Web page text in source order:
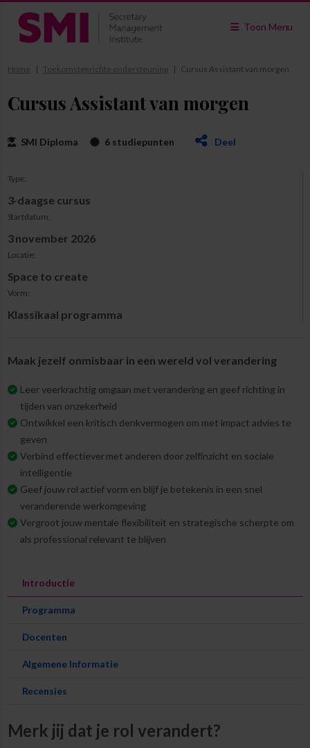
Toon Menu
Home Toekomstgerichte ondersteuning Cursus Assistant van morgen
Cursus Assistant van morgen
SMI Diploma 6 studiepunten Deel
Type:
3-daagse cursus
Startdatum:
3 november 2026
Locatie:
Space to create
Vorm:
Klassikaal programma
Maak jezelf onmisbaar in een wereld vol verandering
Leer veerkrachtig omgaan met verandering en geef richting in
tijden van onzekerheid
Ontwikkel een kritisch denkvermogen om met impact advies te
geven
Verbind effectiever met anderen door zelfinzicht en sociale
intelligentie
Geef jouw rol actief vorm en blijf je betekenis in een snel
veranderende werkomgeving
Vergroot jouw mentale flexibiliteit en strategische scherpte om
als professional relevant te blijven
Introductie
Programma
Docenten
Algemene Informatie
Recensies
Merk jij dat je rol verandert?